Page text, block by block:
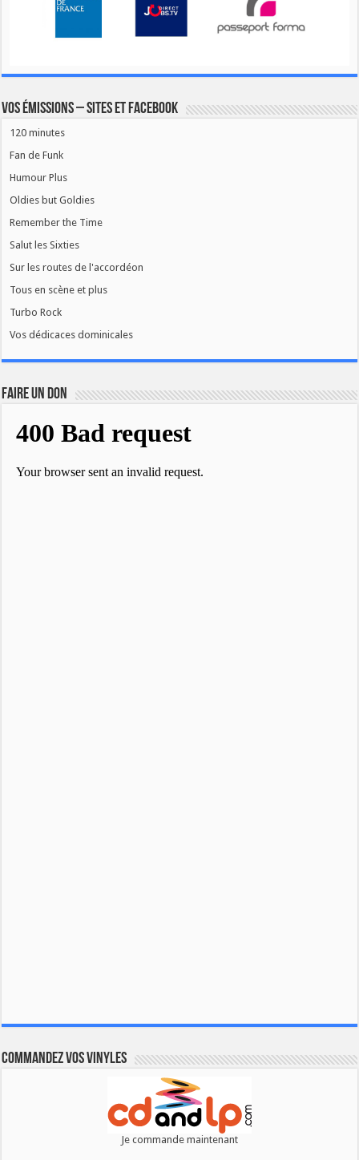
Vos émissions – Sites et Facebook
120 minutes
Fan de Funk
Humour Plus
Oldies but Goldies
Remember the Time
Salut les Sixties
Sur les routes de l'accordéon
Tous en scène et plus
Turbo Rock
Vos dédicaces dominicales
FAIRE UN DON
Commandez vos vinyles
Je commande maintenant